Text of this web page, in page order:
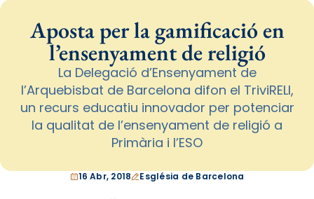
Aposta per la gamificació en
l’ensenyament de religió
La Delegació d’Ensenyament de
l’Arquebisbat de Barcelona difon el TriviRELI,
un recurs educatiu innovador per potenciar
la qualitat de l’ensenyament de religió a
Primària i l’ESO
16 Abr, 2018 Església de Barcelona